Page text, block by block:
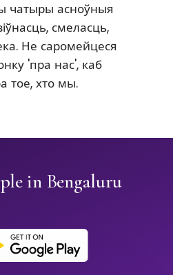
чатыры асноўныя
смеласць,
Не саромейцеся
'пра нас', каб
тое, хто мы.
in Bengaluru